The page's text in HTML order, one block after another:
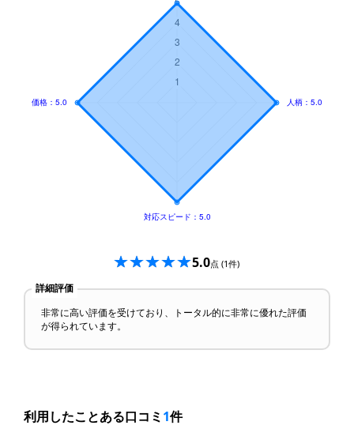
5.0点 (1件)
詳細評価
非常に高い評価を受けており、トータル的に非常に優れた評価
が得られています。
利用したことある口コミ1件